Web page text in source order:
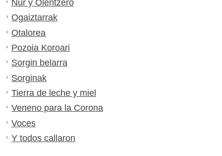
Nur y Olentzero
Ogaiztarrak
Otalorea
Pozoia Koroari
Sorgin belarra
Sorginak
Tierra de leche y miel
Veneno para la Corona
Voces
Y todos callaron